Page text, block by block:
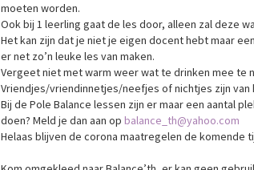
moeten worden.
Ook bij 1 leerling gaat de les door, alleen zal deze
Het kan zijn dat je niet je eigen docent hebt maar
er net zo’n leuke les van maken.
Vergeet niet met warm weer wat te drinken mee te
Vriendjes/vriendinnetjes/neefjes of nichtjes zijn
Bij de Pole Balance lessen zijn er maar een aantal
doen? Meld je dan aan op balance_th@yahoo.com
Helaas blijven de corona maatregelen de komende